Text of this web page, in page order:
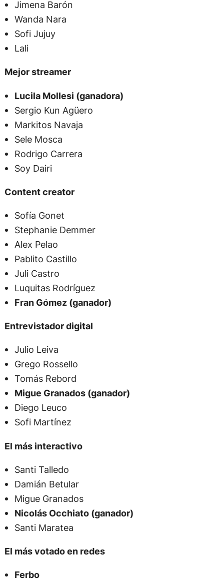
Jimena Barón
Wanda Nara
Sofi Jujuy
Lali
Mejor streamer
Lucila Mollesi (ganadora)
Sergio Kun Agüero
Markitos Navaja
Sele Mosca
Rodrigo Carrera
Soy Dairi
Content creator
Sofía Gonet
Stephanie Demmer
Alex Pelao
Pablito Castillo
Juli Castro
Luquitas Rodríguez
Fran Gómez (ganador)
Entrevistador digital
Julio Leiva
Grego Rossello
Tomás Rebord
Migue Granados (ganador)
Diego Leuco
Sofi Martínez
El más interactivo
Santi Talledo
Damián Betular
Migue Granados
Nicolás Occhiato (ganador)
Santi Maratea
El más votado en redes
Ferbo